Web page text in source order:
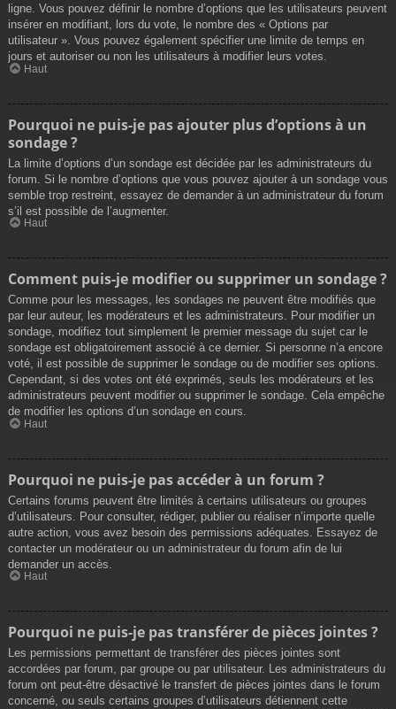
ligne. Vous pouvez définir le nombre d’options que les utilisateurs peuvent
insérer en modifiant, lors du vote, le nombre des « Options par
utilisateur ». Vous pouvez également spécifier une limite de temps en
jours et autoriser ou non les utilisateurs à modifier leurs votes.
Haut
Pourquoi ne puis-je pas ajouter plus d’options à un
sondage ?
La limite d’options d’un sondage est décidée par les administrateurs du
forum. Si le nombre d’options que vous pouvez ajouter à un sondage vous
semble trop restreint, essayez de demander à un administrateur du forum
s’il est possible de l’augmenter.
Haut
Comment puis-je modifier ou supprimer un sondage ?
Comme pour les messages, les sondages ne peuvent être modifiés que
par leur auteur, les modérateurs et les administrateurs. Pour modifier un
sondage, modifiez tout simplement le premier message du sujet car le
sondage est obligatoirement associé à ce dernier. Si personne n’a encore
voté, il est possible de supprimer le sondage ou de modifier ses options.
Cependant, si des votes ont été exprimés, seuls les modérateurs et les
administrateurs peuvent modifier ou supprimer le sondage. Cela empêche
de modifier les options d’un sondage en cours.
Haut
Pourquoi ne puis-je pas accéder à un forum ?
Certains forums peuvent être limités à certains utilisateurs ou groupes
d’utilisateurs. Pour consulter, rédiger, publier ou réaliser n’importe quelle
autre action, vous avez besoin des permissions adéquates. Essayez de
contacter un modérateur ou un administrateur du forum afin de lui
demander un accès.
Haut
Pourquoi ne puis-je pas transférer de pièces jointes ?
Les permissions permettant de transférer des pièces jointes sont
accordées par forum, par groupe ou par utilisateur. Les administrateurs du
forum ont peut-être désactivé le transfert de pièces jointes dans le forum
concerné, ou seuls certains groupes d’utilisateurs détiennent cette